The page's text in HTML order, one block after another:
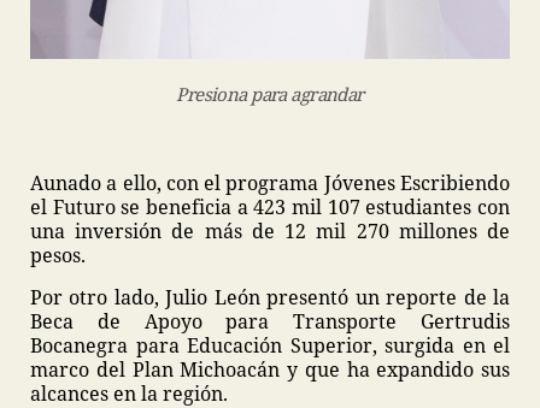
Presiona para agrandar
Aunado a ello, con el programa Jóvenes Escribiendo
el Futuro se beneficia a 423 mil 107 estudiantes con
una inversión de más de 12 mil 270 millones de
pesos.
Por otro lado, Julio León presentó un reporte de la
Beca de Apoyo para Transporte Gertrudis
Bocanegra para Educación Superior, surgida en el
marco del Plan Michoacán y que ha expandido sus
alcances en la región.